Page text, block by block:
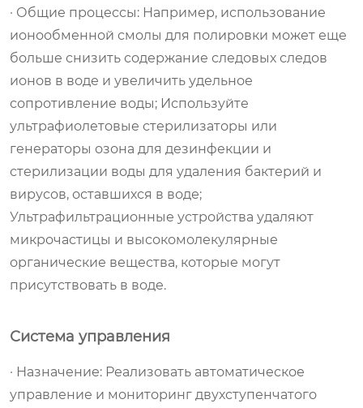
· Общие процессы: Например, использование
ионообменной смолы для полировки может еще
больше снизить содержание следовых следов
ионов в воде и увеличить удельное
сопротивление воды; Используйте
ультрафиолетовые стерилизаторы или
генераторы озона для дезинфекции и
стерилизации воды для удаления бактерий и
вирусов, оставшихся в воде;
Ультрафильтрационные устройства удаляют
микрочастицы и высокомолекулярные
органические вещества, которые могут
присутствовать в воде.
Система управления
· Назначение: Реализовать автоматическое
управление и мониторинг двухступенчатого